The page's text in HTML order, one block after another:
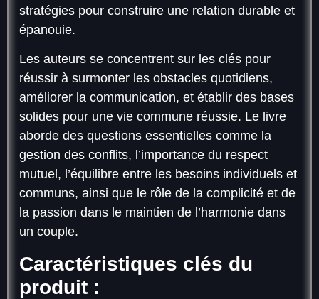
stratégies pour construire une relation durable et
épanouie.
Les auteurs se concentrent sur les clés pour
réussir à surmonter les obstacles quotidiens,
améliorer la communication, et établir des bases
solides pour une vie commune réussie. Le livre
aborde des questions essentielles comme la
gestion des conflits, l’importance du respect
mutuel, l’équilibre entre les besoins individuels et
communs, ainsi que le rôle de la complicité et de
la passion dans le maintien de l’harmonie dans
un couple.
Caractéristiques clés du
produit :